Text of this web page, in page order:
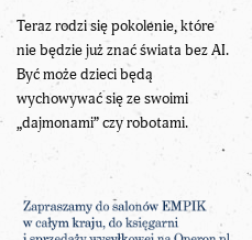
Teraz rodzi się pokolenie, które
nie będzie już znać świata bez AI.
Być może dzieci będą
wychowywać się ze swoimi
„dajmonami” czy robotami.